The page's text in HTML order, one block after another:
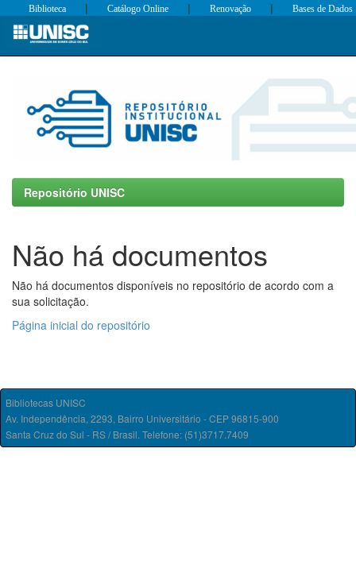
Skip
Biblioteca | Catálogo Online | Renovação | Bases de Dados
Repositório UNISC
Não há documentos
Não há documentos disponíveis no repositório de acordo com a
sua solicitação.
Página inicial do repositório
Bibliotecas UNISC
Av. Independência, 2293, Bairro Universitário - CEP 96815-900
Santa Cruz do Sul - RS / Brasil. Telefone: (51)3717.7409